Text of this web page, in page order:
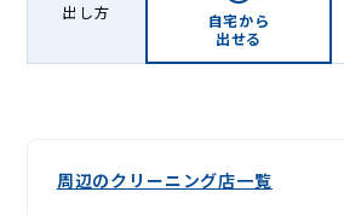
出し方
自宅から
出せる
周辺のクリーニング店一覧